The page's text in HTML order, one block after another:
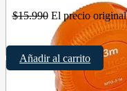
$15.990 El precio
Añadir al carrito